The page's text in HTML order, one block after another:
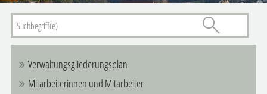
Verwaltungsgliederungsplan
Mitarbeiterinnen und Mitarbeiter